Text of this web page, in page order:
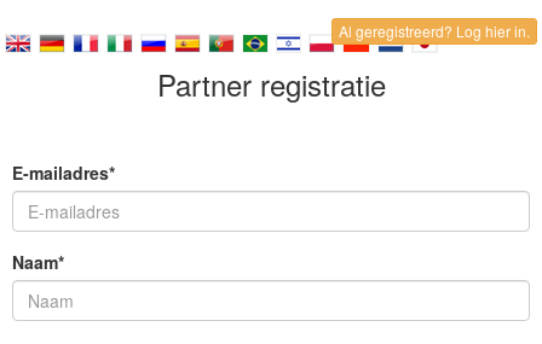
Al geregistreerd? Log hier in.
Partner registratie
E-mailadres*
Naam*